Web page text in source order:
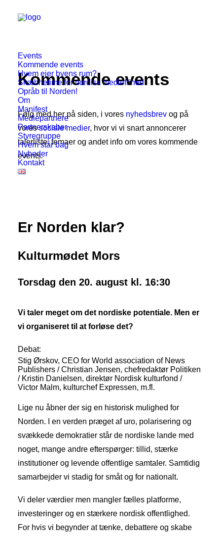
Events
Kommende events
Hvem ejer byens rum?
Skæbnetime for nordisk mediefrihed
Opråb til Norden!
Om
Manifest
Mediepartnere
Partnerskaber
Styregruppe
Hvem står bag
Nyheder
Kontakt
Kommende events
Følg med her på siden, i vores nyhedsbrev og på
voressociale medier, hvor vi vi snart annoncerer
talerliste, temaer og andet info om vores kommende
events.
Er Norden klar?
Kulturmødet Mors
Torsdag den 20. august kl. 16:30
Vi taler meget om det nordiske potentiale. Men er
vi organiseret til at forløse det?
Debat:
Stig Ørskov, CEO for World association of News
Publishers / Christian Jensen, chefredaktør Politiken
/ Kristin Danielsen, direktør Nordisk kulturfond /
Victor Malm, kulturchef Expressen, m.fl.
Lige nu åbner der sig en historisk mulighed for
Norden. I en verden præget af uro, polarisering og
svækkede demokratier står de nordiske lande med
noget, mange andre efterspørger: tillid, stærke
institutioner og levende offentlige samtaler. Samtidig
samarbejder vi stadig for småt og for nationalt.
Vi deler værdier men mangler fælles platforme,
investeringer og en stærkere nordisk offentlighed.
For hvis vi begynder at tænke, debattere og skabe